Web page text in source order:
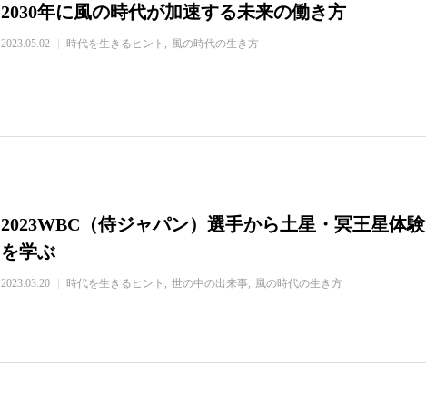
2030年に風の時代が加速する未来の働き方
2023.05.02 時代を生きるヒント 風の時代の生き方
2023WBC（侍ジャパン）選手から土星・冥王星体験
を学ぶ
2023.03.20 時代を生きるヒント 世の中の出来事 風の時代の生き方